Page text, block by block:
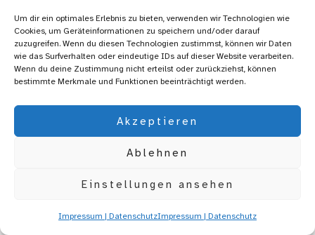
Um dir ein optimales Erlebnis zu bieten, verwenden wir Technologien wie
Cookies, um Geräteinformationen zu speichern und/oder darauf
zuzugreifen. Wenn du diesen Technologien zustimmst, können wir Daten
wie das Surfverhalten oder eindeutige IDs auf dieser Website verarbeiten.
Wenn du deine Zustimmung nicht erteilst oder zurückziehst, können
bestimmte Merkmale und Funktionen beeinträchtigt werden.
Akzeptieren
Ablehnen
Einstellungen ansehen
Impressum | DatenschutzImpressum | Datenschutz